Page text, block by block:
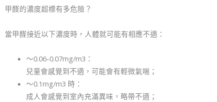
甲醛的濃度超標有多危險？
當甲醛接近以下濃度時，人體就可能有相應不適：
～0.06-0.07mg/m3：
兒童會感覺到不適，可能會有輕微氣喘；
～0.1mg/m3 時：
成人會感覺到室內充滿異味，略帶不適；